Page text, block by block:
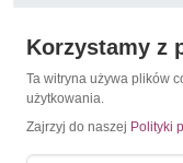
Korzystamy z
Ta witryna używa plików
użytkowania.
Zajrzyj do naszej Polityki